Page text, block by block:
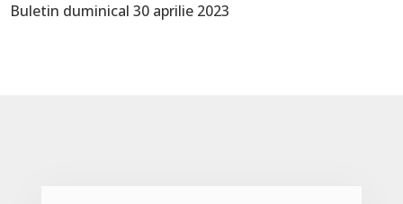
Buletin duminical 30 aprilie 2023